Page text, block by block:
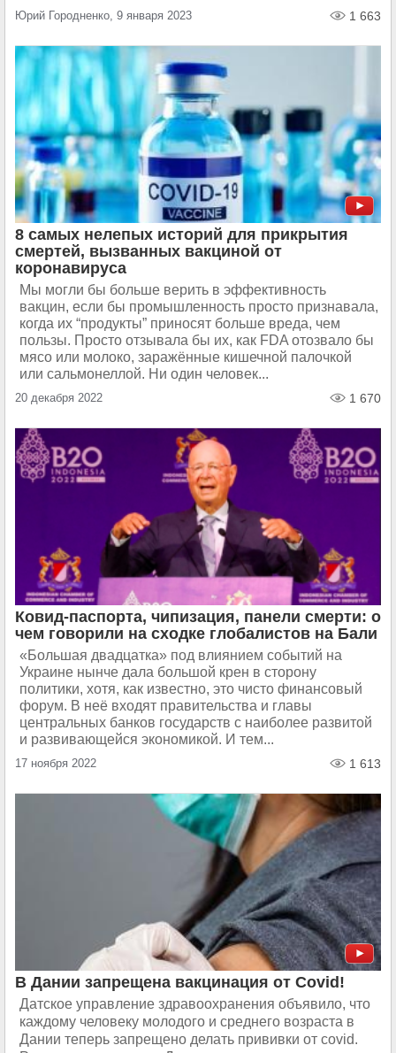
Юрий Городненко, 9 января 2023 1 663
8 самых нелепых историй для прикрытия
смертей, вызванных вакциной от
коронавируса
Мы могли бы больше верить в эффективность
вакцин, если бы промышленность просто признавала,
когда их “продукты” приносят больше вреда, чем
пользы. Просто отзывала бы их, как FDA отозвало бы
мясо или молоко, заражённые кишечной палочкой
или сальмонеллой. Ни один человек...
20 декабря 2022 1 670
Ковид-паспорта, чипизация, панели смерти: о
чем говорили на сходке глобалистов на Бали
«Большая двадцатка» под влиянием событий на
Украине нынче дала большой крен в сторону
политики, хотя, как известно, это чисто финансовый
форум. В неё входят правительства и главы
центральных банков государств с наиболее развитой
и развивающейся экономикой. И тем...
17 ноября 2022 1 613
В Дании запрещена вакцинация от Covid!
Датское управление здравоохранения объявило, что
каждому человеку молодого и среднего возраста в
Дании теперь запрещено делать прививки от covid.